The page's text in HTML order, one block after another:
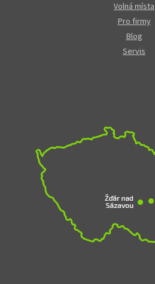
Volná místa
Pro firmy
Blog
Servis